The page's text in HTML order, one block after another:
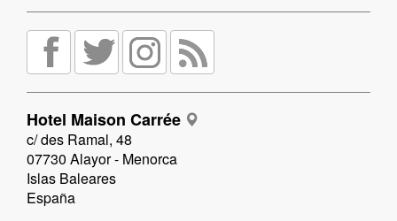
Hotel Maison Carrée
c/ des Ramal, 48
07730 Alayor - Menorca
Islas Baleares
España